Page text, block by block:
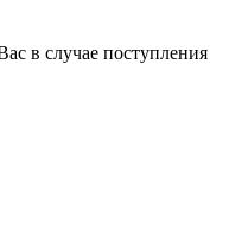
в случае поступления